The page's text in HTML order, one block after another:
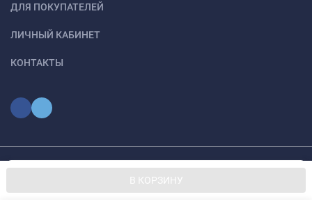
В КОРЗИНУ
ДЛЯ ПОКУПАТЕЛЕЙ
ЛИЧНЫЙ КАБИНЕТ
КОНТАКТЫ